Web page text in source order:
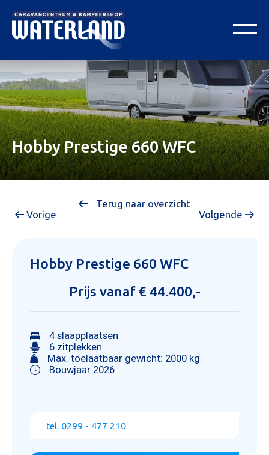
Hobby Prestige 660 WFC
Terug naar overzicht
Vorige
Volgende
Hobby Prestige 660 WFC
Prijs vanaf € 44.400,-
4 slaapplaatsen
6 zitplekken
Max. toelaatbaar gewicht: 2000 kg
Bouwjaar 2026
tel. 0299 - 477 210